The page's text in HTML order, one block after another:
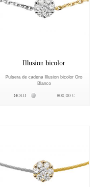
Illusion bicolor
Pulsera de cadena Illusion bicolor Oro
Blanco
GOLD Белое золото 18К
800,00 €